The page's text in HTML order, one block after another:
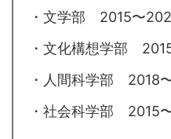
・文学部 2015〜
・文化構想学部
・人間科学部 2018
・社会科学部 2015